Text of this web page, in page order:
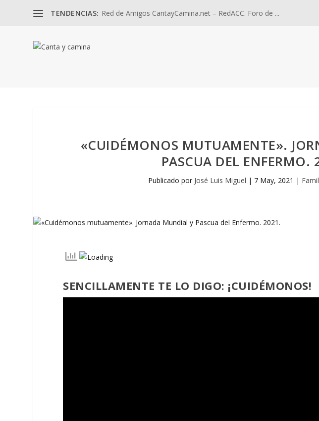
TENDENCIAS: Red de Amigos CantayCamina.net – RedACC. Foro de ...
«CUIDÉMONOS MUTUAMENTE».
PASCUA DEL ENFERMO.
Publicado por José Luis Miguel | 7 May, 2021 |
SENCILLAMENTE TE LO DIGO: ¡CUIDÉMONOS!